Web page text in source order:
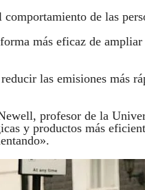
de las
más eficaz de
las emisiones más
profesor de la
y productos más